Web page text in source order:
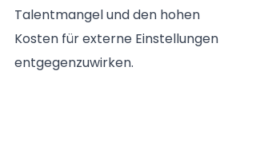
Talentmangel und den hohen
Kosten für externe Einstellungen
entgegenzuwirken.